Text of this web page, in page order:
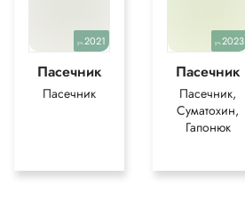
уч.2021
Пасечник
Пасечник
уч.2023
Пасечник
Пасечник,
Суматохин,
Гапонюк